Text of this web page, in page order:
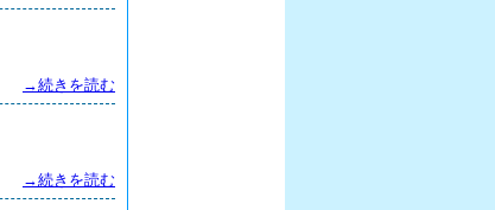
→続きを読む
→続きを読む